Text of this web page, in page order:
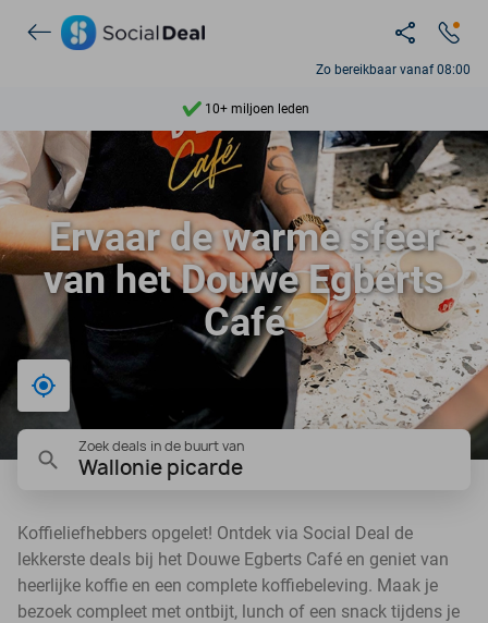
Zo bereikbaar vanaf 08:00
Ontdek 15.000+ deals
7 dagen per week beschikbaar
10+ miljoen leden
9,4
Ontdek 15.000+ deals
Ervaar de warme sfeer
van het Douwe Egberts
Café
Zoek deals in de buurt van
Wallonie picarde
Koffieliefhebbers opgelet! Ontdek via Social Deal de
lekkerste deals bij het Douwe Egberts Café en geniet van
heerlijke koffie en een complete koffiebeleving. Maak je
bezoek compleet met ontbijt, lunch of een snack tijdens je